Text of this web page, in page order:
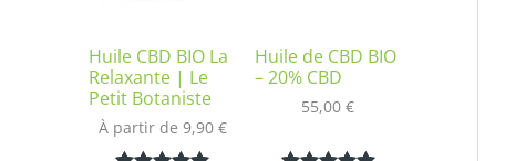
Huile CBD BIO La
Relaxante | Le
Petit Botaniste
À partir de 9,90 €
Huile de CBD BIO
– 20% CBD
55,00€